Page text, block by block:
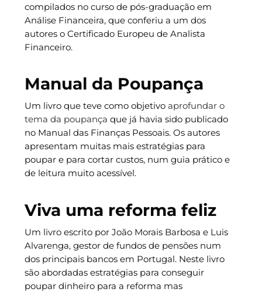
compilados no curso de pós-graduação em
Análise Financeira, que conferiu a um dos
autores o Certificado Europeu de Analista
Financeiro.
Manual da Poupança
Um livro que teve como objetivo aprofundar o
tema da poupança que já havia sido publicado
no Manual das Finanças Pessoais. Os autores
apresentam muitas mais estratégias para
poupar e para cortar custos, num guia prático e
de leitura muito acessível.
Viva uma reforma feliz
Um livro escrito por João Morais Barbosa e Luis
Alvarenga, gestor de fundos de pensões num
dos principais bancos em Portugal. Neste livro
são abordadas estratégias para conseguir
poupar dinheiro para a reforma mas